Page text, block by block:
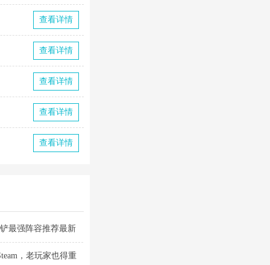
查看详情
查看详情
查看详情
查看详情
查看详情
最强阵容推荐最新
，老玩家也得重